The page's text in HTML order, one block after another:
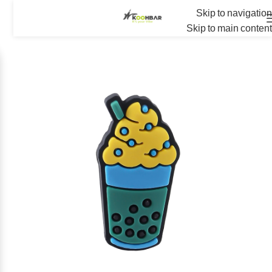
Skip to navigation
Skip to main content